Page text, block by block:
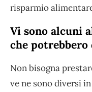
risparmio
Vi sono alcuni
che
Non bisogna
ve ne sono diversi